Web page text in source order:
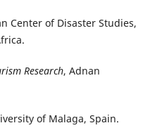
Center of Disaster Studies,
Research, Adnan
of Malaga, Spain.